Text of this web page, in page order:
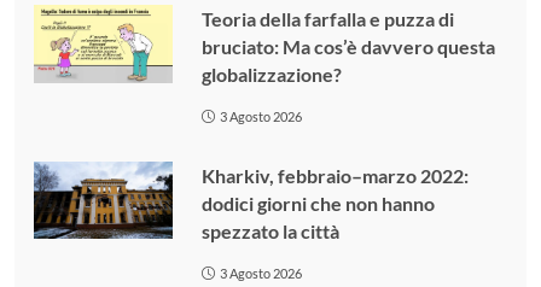
Teoria della farfalla e puzza di
bruciato: Ma cos’è davvero questa
globalizzazione?
3 Agosto 2026
Kharkiv, febbraio–marzo 2022:
dodici giorni che non hanno
spezzato la città
3 Agosto 2026